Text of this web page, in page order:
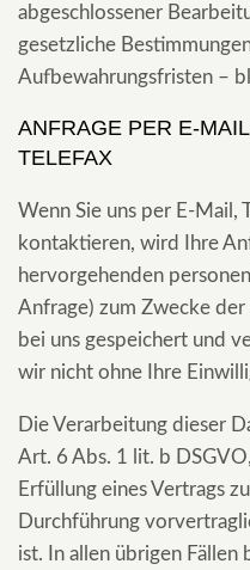
abgeschlossener
gesetzliche
Aufbewahrungsfristen –
ANFRAGE PER E-
TELEFAX
Wenn Sie uns per E-Mail,
kontaktieren, wird Ihre
hervorgehenden
Anfrage) zum Zwecke
bei uns gespeichert und
wir nicht ohne Ihre
Die Verarbeitung dieser
Art. 6 Abs. 1 lit. b
Erfüllung eines Vertrags
Durchführung
ist. In allen übrigen